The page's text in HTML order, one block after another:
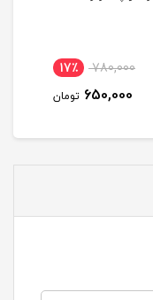
780,000 17٪
650,000 تومان